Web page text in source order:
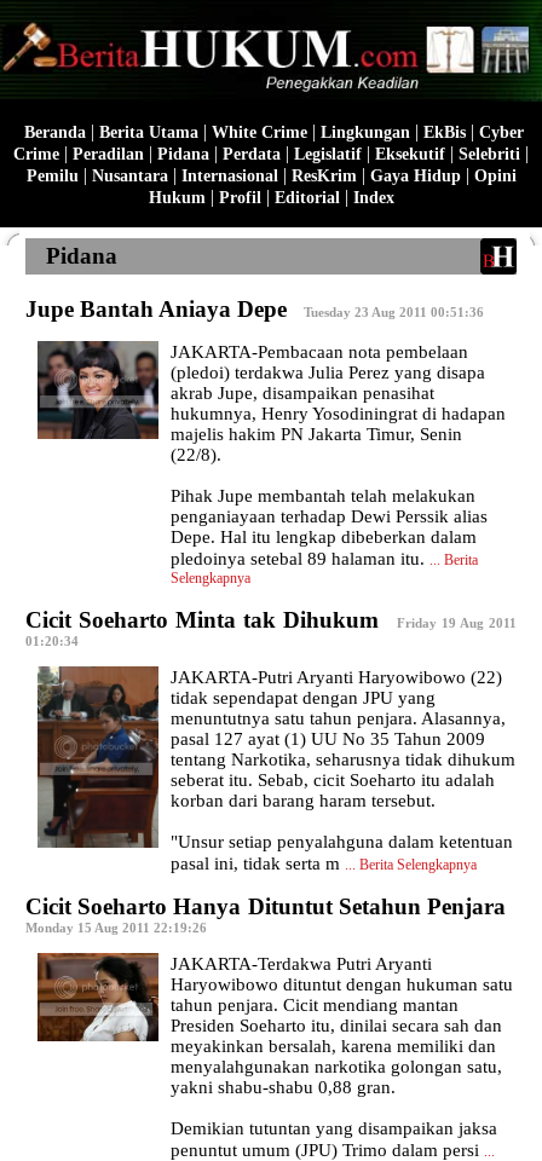
Beranda| Berita Utama| White Crime| Lingkungan | EkBis| Cyber
Crime | Peradilan | Pidana | Perdata | Legislatif | Eksekutif | Selebriti |
Pemilu | Nusantara| Internasional | ResKrim | Gaya Hidup| Opini
Hukum | Profil | Editorial | Index
Pidana
Jupe Bantah Aniaya Depe Tuesday 23 Aug 2011 00:51:36
JAKARTA-Pembacaan nota pembelaan
(pledoi) terdakwa Julia Perez yang disapa
akrab Jupe, disampaikan penasihat
hukumnya, Henry Yosodiningrat di hadapan
majelis hakim PN Jakarta Timur, Senin
(22/8).
Pihak Jupe membantah telah melakukan
penganiayaan terhadap Dewi Perssik alias
Depe. Hal itu lengkap dibeberkan dalam
pledoinya setebal 89 halaman itu.
Berita
Selengkapnya
Cicit Soeharto Minta tak Dihukum |Friday 19 Aug 2011
01:20:34
JAKARTA-Putri Aryanti Haryowibowo (22)
tidak sependapat dengan JPU yang
menuntutnya satu tahun penjara. Alasannya,
pasal 127 ayat (1) UU No 35 Tahun 2009
tentang Narkotika, seharusnya tidak dihukum
seberat itu. Sebab, cicit Soeharto itu adalah
korban dari barang haram tersebut.
"Unsur setiap penyalahguna dalam ketentuan
pasal ini, tidak serta m
Berita Selengkapnya
Cicit Soeharto Hanya Dituntut Setahun Penjara
Monday 15 Aug 2011 22:19:26
JAKARTA-Terdakwa Putri Aryanti
Haryowibowo dituntut dengan hukuman satu
tahun penjara. Cicit mendiang mantan
Presiden Soeharto itu, dinilai secara sah dan
meyakinkan bersalah, karena memiliki dan
menyalahgunakan narkotika golongan satu,
yakni shabu-shabu 0,88 gran.
Demikian tutuntan yang disampaikan jaksa
penuntut umum (JPU) Trimo dalam persi